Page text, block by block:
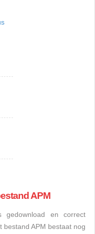
APM
en correct
APM bestaat nog